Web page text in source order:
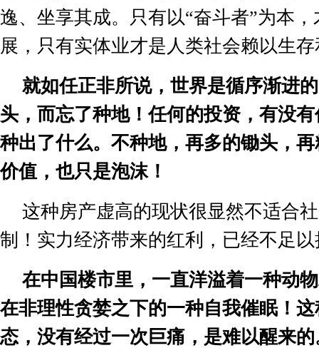
逸、坐享其成。只有以“奋斗者”为本
展，只有实体业才是人类社会赖以生
就如任正非所说，世界是循序渐进
头，而忘了种地！任何的投资，有没
种出了什么。不种地，再多的锄头，
价值，也只是泡沫！
这种房产虚高的现状很显然不适合
制！ 实力经济带来的红利，已经不足
在中国楼市里，一直洋溢着一种动
在非理性贪婪之下的一种自我催眠！
态，没有经过一次巨痛，是难以醒来的